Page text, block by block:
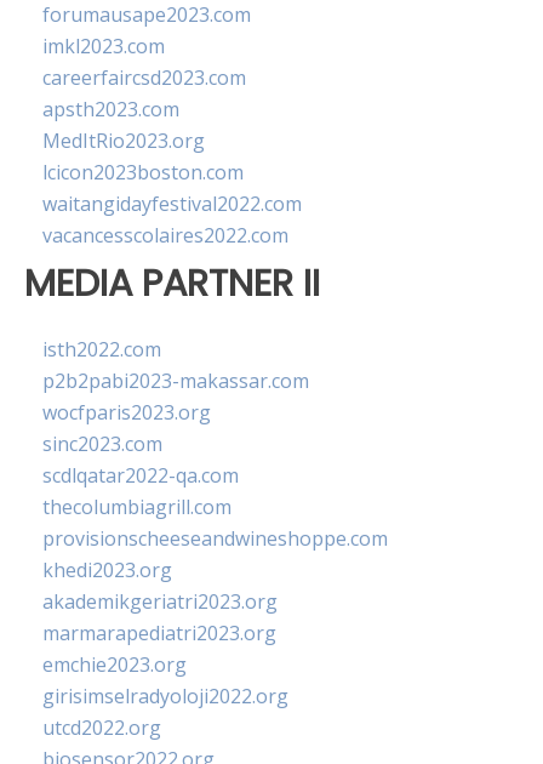
forumausape2023.com
imkl2023.com
careerfaircsd2023.com
apsth2023.com
MedItRio2023.org
lcicon2023boston.com
waitangidayfestival2022.com
vacancesscolaires2022.com
MEDIA PARTNER II
isth2022.com
p2b2pabi2023-makassar.com
wocfparis2023.org
sinc2023.com
scdlqatar2022-qa.com
thecolumbiagrill.com
provisionscheeseandwineshoppe.com
khedi2023.org
akademikgeriatri2023.org
marmarapediatri2023.org
emchie2023.org
girisimselradyoloji2022.org
utcd2022.org